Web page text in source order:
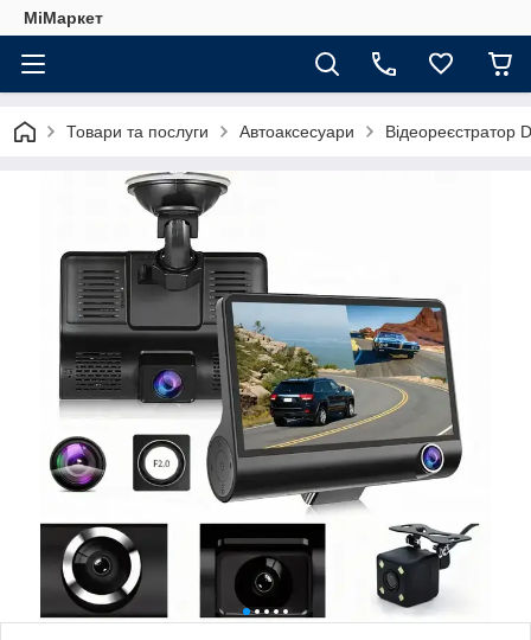
МіМаркет
Товари та послуги Автоаксесуари Відеореєстратор